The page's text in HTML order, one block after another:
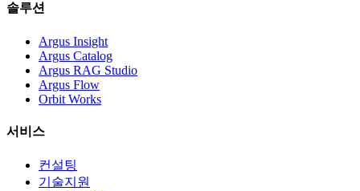
솔루션
Argus Insight
Argus Catalog
Argus RAG Studio
Argus Flow
Orbit Works
서비스
컨설팅
기술지원